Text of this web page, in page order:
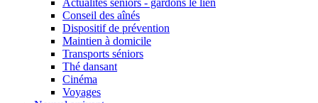
Actualités seniors - gardons le lien
Conseil des aînés
Dispositif de prévention
Maintien à domicile
Transports séniors
Thé dansant
Cinéma
Voyages